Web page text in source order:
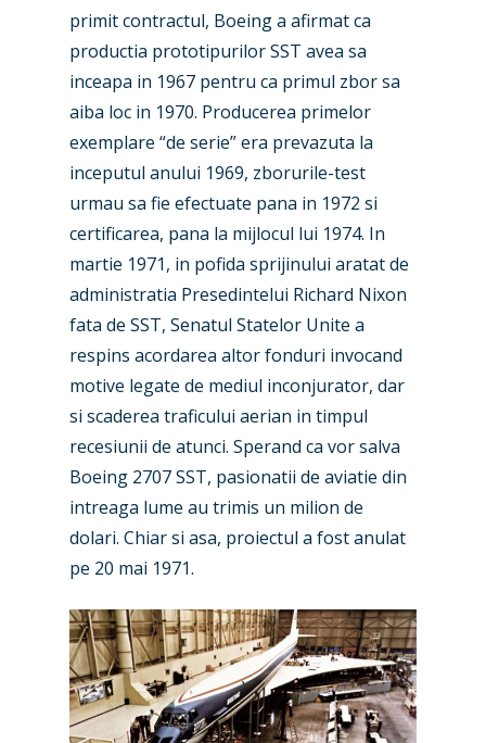
primit contractul, Boeing a afirmat ca
productia prototipurilor SST avea sa
inceapa in 1967 pentru ca primul zbor sa
aiba loc in 1970. Producerea primelor
exemplare “de serie” era prevazuta la
inceputul anului 1969, zborurile-test
urmau sa fie efectuate pana in 1972 si
certificarea, pana la mijlocul lui 1974. In
martie 1971, in pofida sprijinului aratat de
administratia Presedintelui Richard Nixon
fata de SST, Senatul Statelor Unite a
respins acordarea altor fonduri invocand
motive legate de mediul inconjurator, dar
si scaderea traficului aerian in timpul
recesiunii de atunci. Sperand ca vor salva
Boeing 2707 SST, pasionatii de aviatie din
intreaga lume au trimis un milion de
dolari. Chiar si asa, proiectul a fost anulat
pe 20 mai 1971.